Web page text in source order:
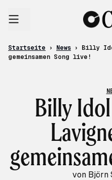
Startseite › News ›
Billy
gemeinsamen Song live!
Billy
von